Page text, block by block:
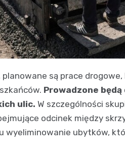
planowane są prace
Prowadzone
ulic. W szczególności
odcinek między
wyeliminowanie ubytków,